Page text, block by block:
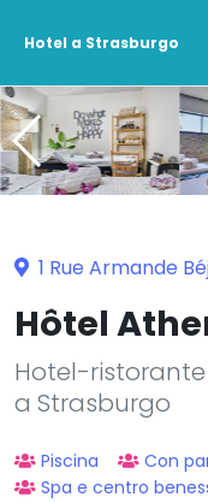
Hotel a Strasburgo
1 Rue Armande
Hôtel
Hotel-
a Strasburgo
Piscina
Con
Spa e centro